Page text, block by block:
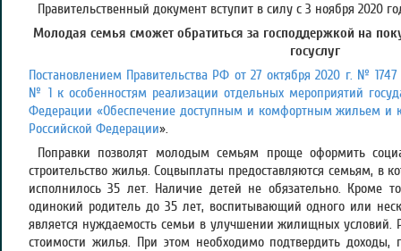
Правительственный документ вступит в силу с 3 ноября 2020
Молодая семья сможет обратиться за господдержкой на
госуслуг
Постановлением Правительства РФ от 27 октября 2020 г. №
№ 1 к особенностям реализации отдельных мероприятий
Федерации «Обеспечение доступным и комфортным жильем и
Российской Федерации».
Поправки позволят молодым семьям проще оформить
строительство жилья. Соцвыплаты предоставляются семьям, в
исполнилось 35 лет. Наличие детей не обязательно. Кроме
одинокий родитель до 35 лет, воспитывающий одного или
является нуждаемость семьи в улучшении жилищных условий.
стоимости жилья. При этом необходимо подтвердить доходы,